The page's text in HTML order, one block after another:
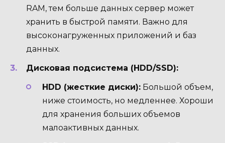
RAM, тем больше данных сервер может
хранить в быстрой памяти. Важно для
высоконагруженных приложений и баз
данных.
Дисковая подсистема (HDD/SSD):
HDD (жесткие диски): Большой объем,
ниже стоимость, но медленнее. Хороши
для хранения больших объемов
малоактивных данных.